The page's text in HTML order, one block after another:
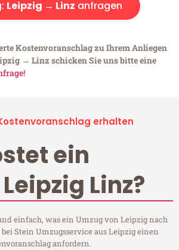
Leipzig → Linz anfragen
Kostenvoranschlag zu Ihrem Anliegen
→ Linz schicken Sie uns bitte eine
erhalten
ein
Linz?
einfach, was ein Umzug von Leipzig nach
Stein Umzugsservice aus Leipzig einen
anfordern.